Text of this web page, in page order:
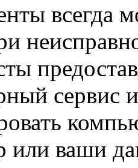
всегда
сервис
или ваши